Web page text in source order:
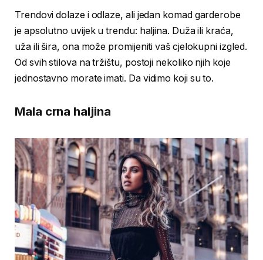
Trendovi dolaze i odlaze, ali jedan komad garderobe
je apsolutno uvijek u trendu: haljina. Duža ili kraća,
uža ili šira, ona može promijeniti vaš cjelokupni izgled.
Od svih stilova na tržištu, postoji nekoliko njih koje
jednostavno morate imati. Da vidimo koji su to.
Mala crna haljina